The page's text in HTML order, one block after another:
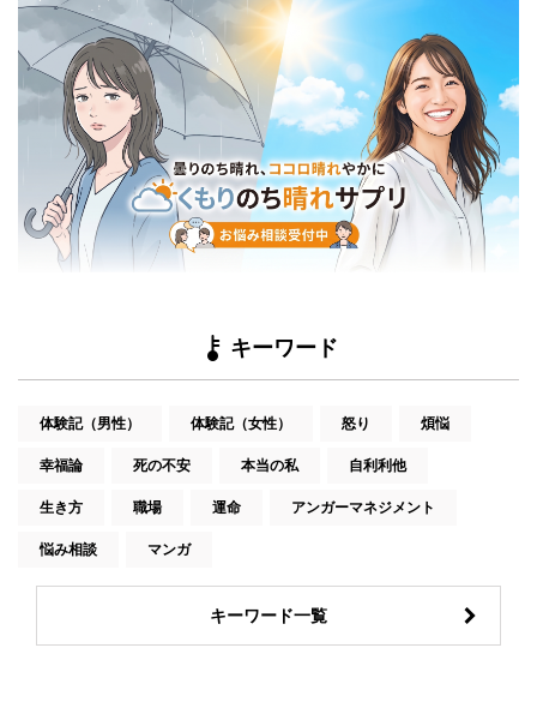
キーワード
体験記（男性） 体験記（女性） 怒り 煩悩
幸福論 死の不安 本当の私 自利利他
生き方 職場 運命 アンガーマネジメント
悩み相談 マンガ
キーワード一覧